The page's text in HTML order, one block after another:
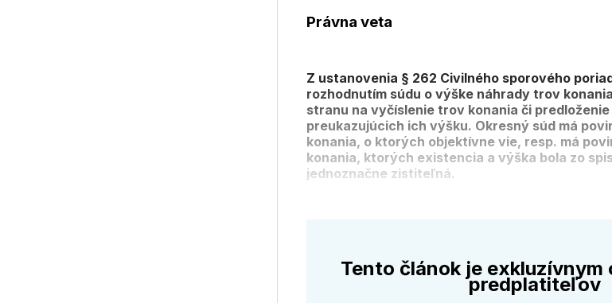
Právna veta
Z ustanovenia § 262 Civilného sporového
rozhodnutím súdu o výške náhrady trov
stranu na vyčíslenie trov konania či
preukazujúcich ich výšku. Okresný súd má
konania, o ktorých objektívne vie, resp. má
konania, ktorých existencia a výška bola zo
jednoznačne zistiteľná.
Tento článok je exkluzívnym
predplatiteľov